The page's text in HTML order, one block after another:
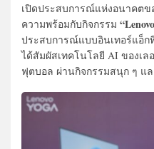
เปิดประสบการณ์แห่งอนาคตข
ความพร้อมกับกิจกรรม
ประสบการณ์แบบอินเทอร์แอ็ก
ได้สัมผัสเทคโนโลยี AI ของเ
ฟุตบอล ผ่านกิจกรรมสนุก ๆ แ